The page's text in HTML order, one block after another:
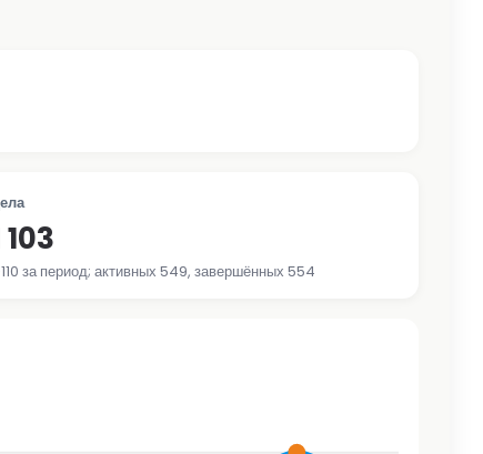
103
за период; активных 549, завершённых 554